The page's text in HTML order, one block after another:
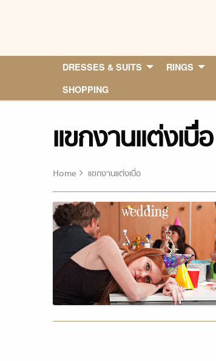
DRESSES & SUITS RINGS
SHOPPING
แขกงานแต่งเบื่อ
Home แขกงานแต่งเบื่อ